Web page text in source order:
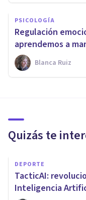
PSICOLOGÍA
Regulación
aprendemos a
Blanca Ruiz
Quizás te
DEPORTE
TacticAI:
Inteligencia